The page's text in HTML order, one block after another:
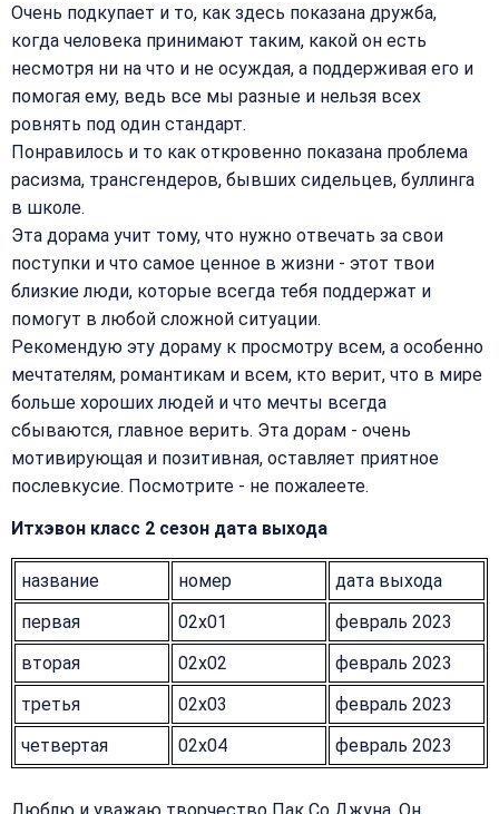
Очень подкупает и то, как здесь показана дружба,
когда человека принимают таким, какой он есть
несмотря ни на что и не осуждая, а поддерживая его и
помогая ему, ведь все мы разные и нельзя всех
ровнять под один стандарт.
Понравилось и то как откровенно показана проблема
расизма, трансгендеров, бывших сидельцев, буллинга
в школе.
Эта дорама учит тому, что нужно отвечать за свои
поступки и что самое ценное в жизни - этот твои
близкие люди, которые всегда тебя поддержат и
помогут в любой сложной ситуации.
Рекомендую эту дораму к просмотру всем, а особенно
мечтателям, романтикам и всем, кто верит, что в мире
больше хороших людей и что мечты всегда
сбываются, главное верить. Эта дорам - очень
мотивирующая и позитивная, оставляет приятное
послевкусие. Посмотрите - не пожалеете.
Итхэвон класс 2 сезон дата выхода
название номер
дата выхода
первая
02x01
февраль 2023
вторая
02x02
февраль 2023
третья
02x03
февраль 2023
четвертая
02x04 февраль 2023